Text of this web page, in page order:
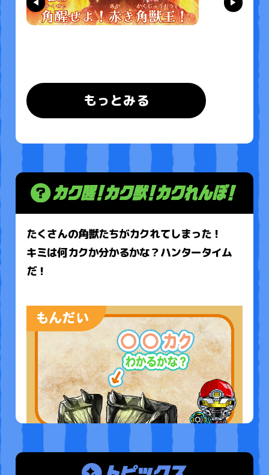
もっとみる
たくさんの角獣たちがカクれてしまった！
キミは何カクか分かるかな？ハンタータイム
だ！
こたえ
もっとみる